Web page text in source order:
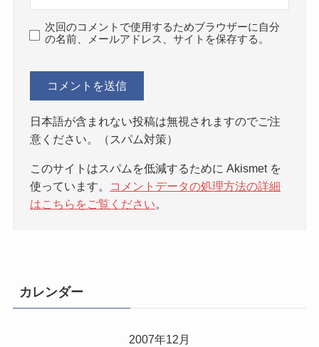
次回のコメントで使用するためブラウザーに自分
の名前、メールアドレス、サイトを保存する。
日本語が含まれない投稿は無視されますのでご注
意ください。（スパム対策）
このサイトはスパムを低減するために Akismet を
使っています。
コメントデータの処理方法の詳細
はこちらをご覧ください。
カレンダー
2007年12月